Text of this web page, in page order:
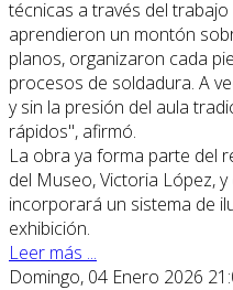
técnicas a través del
aprendieron un montón
planos, organizaron cada
procesos de soldadura. A
y sin la presión del aula
rápidos", afirmó.
La obra ya forma parte del
del Museo, Victoria López,
incorporará un sistema de
exhibición.
Leer más ...
Domingo, 04 Enero 2026